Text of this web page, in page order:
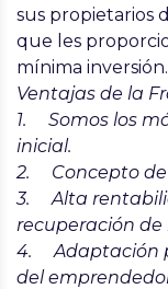
sus propietarios
que les
mínima inversión.
Ventajas de la
1. Somos los
inicial.
2. Concepto
3.Alta
recuperación de
4. Adaptación
del